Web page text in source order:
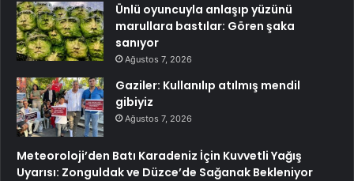
Ünlü oyuncuyla anlaşıp yüzünü
marullara bastılar: Gören şaka
sanıyor
Ağustos 7, 2026
Gaziler: Kullanılıp atılmış mendil
gibiyiz
Ağustos 7, 2026
Meteoroloji’den Batı Karadeniz İçin Kuvvetli Yağış
Uyarısı: Zonguldak ve Düzce’de Sağanak Bekleniyor